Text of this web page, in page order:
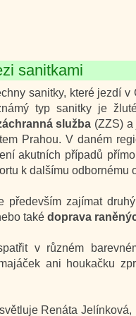
sanitkami
sanitky, které jezdí
typ sanitky je
služba (ZZS)
Prahou. V daném
akutních případů
k dalšímu odbornému
především zajímat
také doprava
v různém
ani houkačku
Renáta